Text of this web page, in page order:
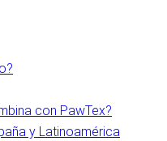
con PawTex?
y Latinoamérica